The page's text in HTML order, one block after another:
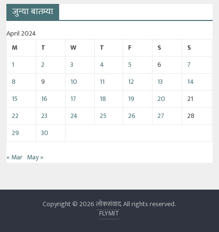
जुन्या बातम्या
April 2024
M
T W T F S
S
1
2 3 4 5 6
7
8
9 10 11 12 13
14
15
16 17 18 19 20
21
22
23 24 25 26 27
28
29
30
« Mar May »
Copyright © 2026लोकसंवाद. All rights reserved.
FLYMIT